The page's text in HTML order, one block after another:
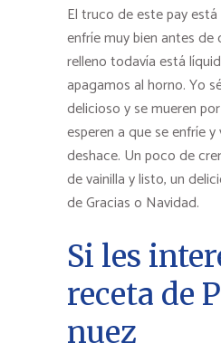
El truco de este pay
enfríe muy bien antes de
relleno todavía está
apagamos al horno. Yo
delicioso y se mueren
esperen a que se enfríe
deshace. Un poco de
de vainilla y listo, un
de Gracias o Navidad.
Si les
receta de
nuez